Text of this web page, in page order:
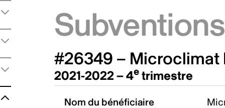
#26349 – Microclimat
2021-2022 – 4e trimestre
Nom du bénéficiaire